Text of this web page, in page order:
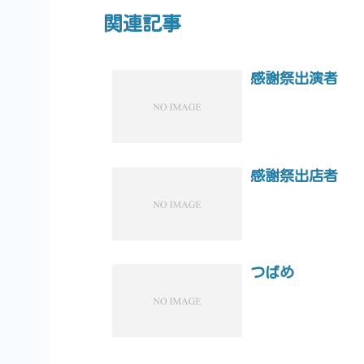
関連記事
感謝祭出演者
感謝祭出店者
つばめ